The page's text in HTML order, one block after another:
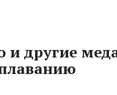
и другие